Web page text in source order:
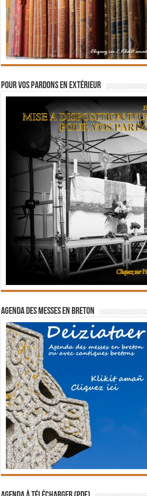
Pour vos pardons en extérieur
Agenda des messes en breton